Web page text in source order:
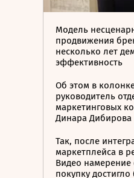
Модель
продвижения
несколько лет
эффективность
Об этом в
руководитель
маркетинговых
Динара Дибирова
Так, после
маркетплейса в
Видео намерение
покупку достигло